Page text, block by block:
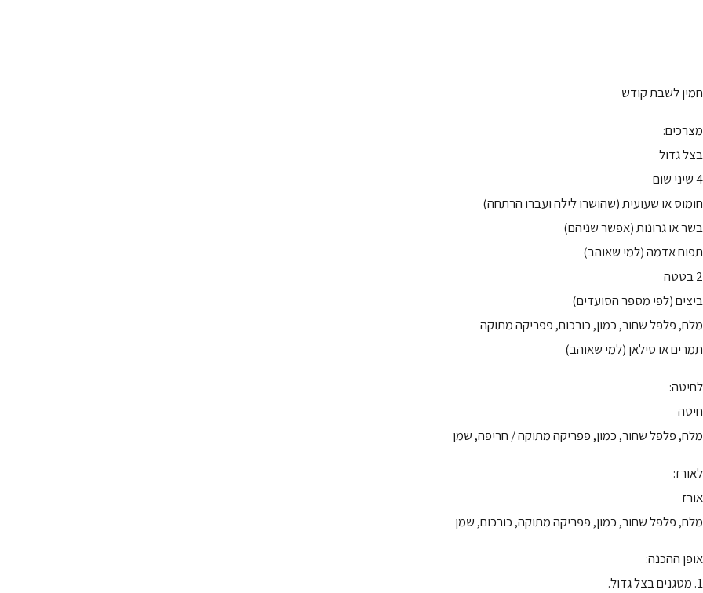
חמין לשבת קודש
מצרכים:
בצל גדול
4 שיני שום
חומוס או שעועית (שהושרו לילה ועברו הרתחה)
בשר או גרונות (אפשר שניהם)
תפוח אדמה (למי שאוהב)
2 בטטה
ביצים (לפי מספר הסועדים)
מלח, פלפל שחור, כמון, כורכום, פפריקה מתוקה
תמרים או סילאן (למי שאוהב)
לחיטה:
חיטה
מלח, פלפל שחור, כמון, פפריקה מתוקה / חריפה, שמן
לאורז:
אורז
מלח, פלפל שחור, כמון, פפריקה מתוקה, כורכום, שמן
אופן ההכנה:
1. מטגנים בצל גדול.